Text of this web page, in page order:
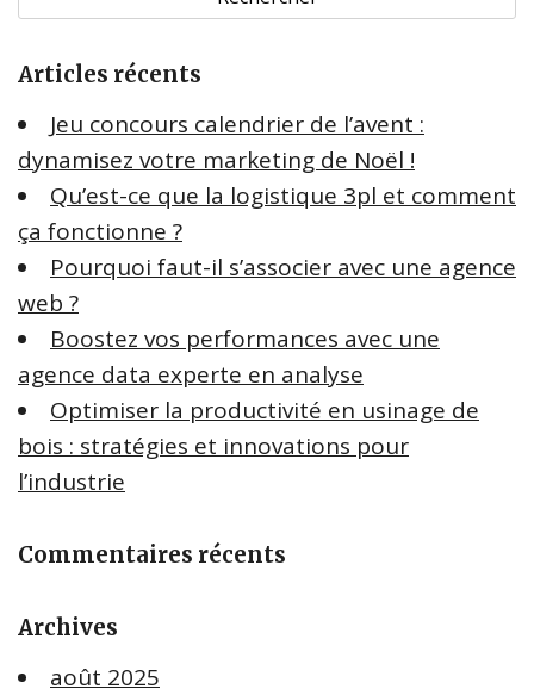
h
r
h
e
r
Articles récents
Jeu concours calendrier de l’avent :
dynamisez votre marketing de Noël !
Qu’est-ce que la logistique 3pl et comment
ça fonctionne ?
Pourquoi faut-il s’associer avec une agence
web ?
Boostez vos performances avec une
agence data experte en analyse
Optimiser la productivité en usinage de
bois : stratégies et innovations pour
l’industrie
Commentaires récents
Archives
août 2025